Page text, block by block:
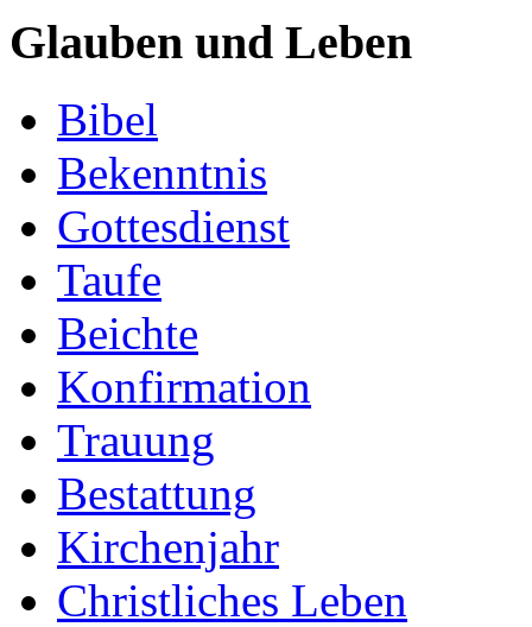
Glauben und Leben
Bibel
Bekenntnis
Gottesdienst
Taufe
Beichte
Konfirmation
Trauung
Bestattung
Kirchenjahr
Christliches Leben